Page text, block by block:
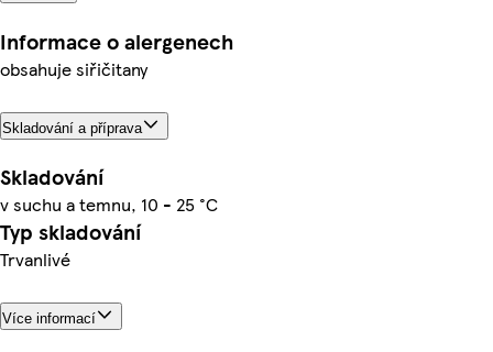
Informace o alergenech
obsahuje siřičitany
Skladování a příprava
Skladování
v suchu a temnu, 10 - 25 °C
Typ skladování
Trvanlivé
Více informací